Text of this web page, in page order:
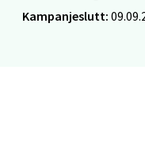
Kampanjeslutt:
Ålesund -